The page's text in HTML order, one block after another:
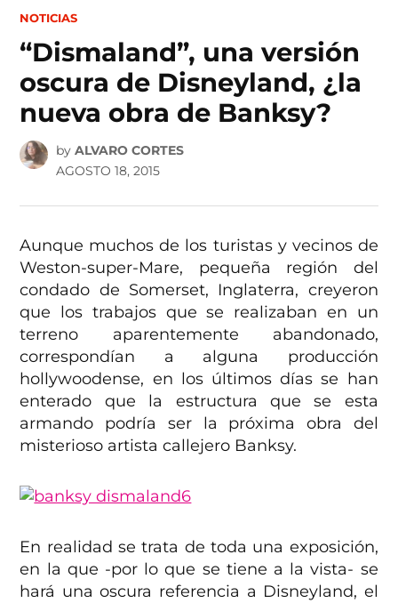
POSTED
NOTICIAS
“Dismaland”, una versión
oscura de Disneyland, ¿la
nueva obra de Banksy?
by ALVARO CORTES
AGOSTO 18, 2015
Aunque muchos de los turistas y vecinos de
Weston-super-Mare, pequeña región del
condado de Somerset, Inglaterra, creyeron
que los trabajos que se realizaban en un
terreno aparentemente abandonado,
correspondían a alguna producción
hollywoodense, en los últimos días se han
enterado que la estructura que se esta
armando podría ser la próxima obra del
misterioso artista callejero Banksy.
En realidad se trata de toda una exposición,
en la que -por lo que se tiene a la vista- se
hará una oscura referencia a Disneyland, el